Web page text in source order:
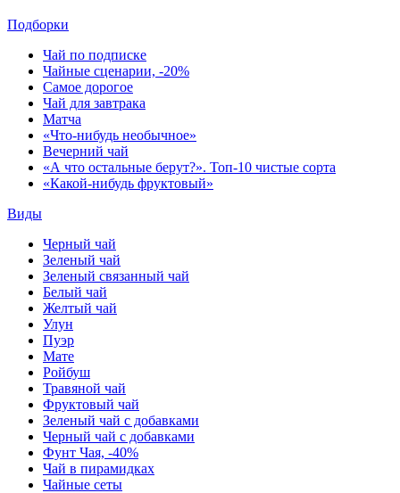
Подборки
Чай по подписке
Чайные сценарии, -20%
Самое дорогое
Чай для завтрака
Матча
«Что-нибудь необычное»
Вечерний чай
«А что остальные берут?». Топ-10 чистые сорта
«Какой-нибудь фруктовый»
Виды
Черный чай
Зеленый чай
Зеленый связанный чай
Белый чай
Желтый чай
Улун
Пуэр
Мате
Ройбуш
Травяной чай
Фруктовый чай
Зеленый чай с добавками
Черный чай с добавками
Фунт Чая, -40%
Чай в пирамидках
Чайные сеты